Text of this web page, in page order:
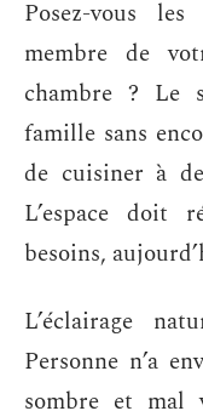
Posez-vous
membre de
chambre ? Le
famille sans
de cuisiner à
L’espace doit
besoins,
L’éclairage
Personne n’a
sombre et mal